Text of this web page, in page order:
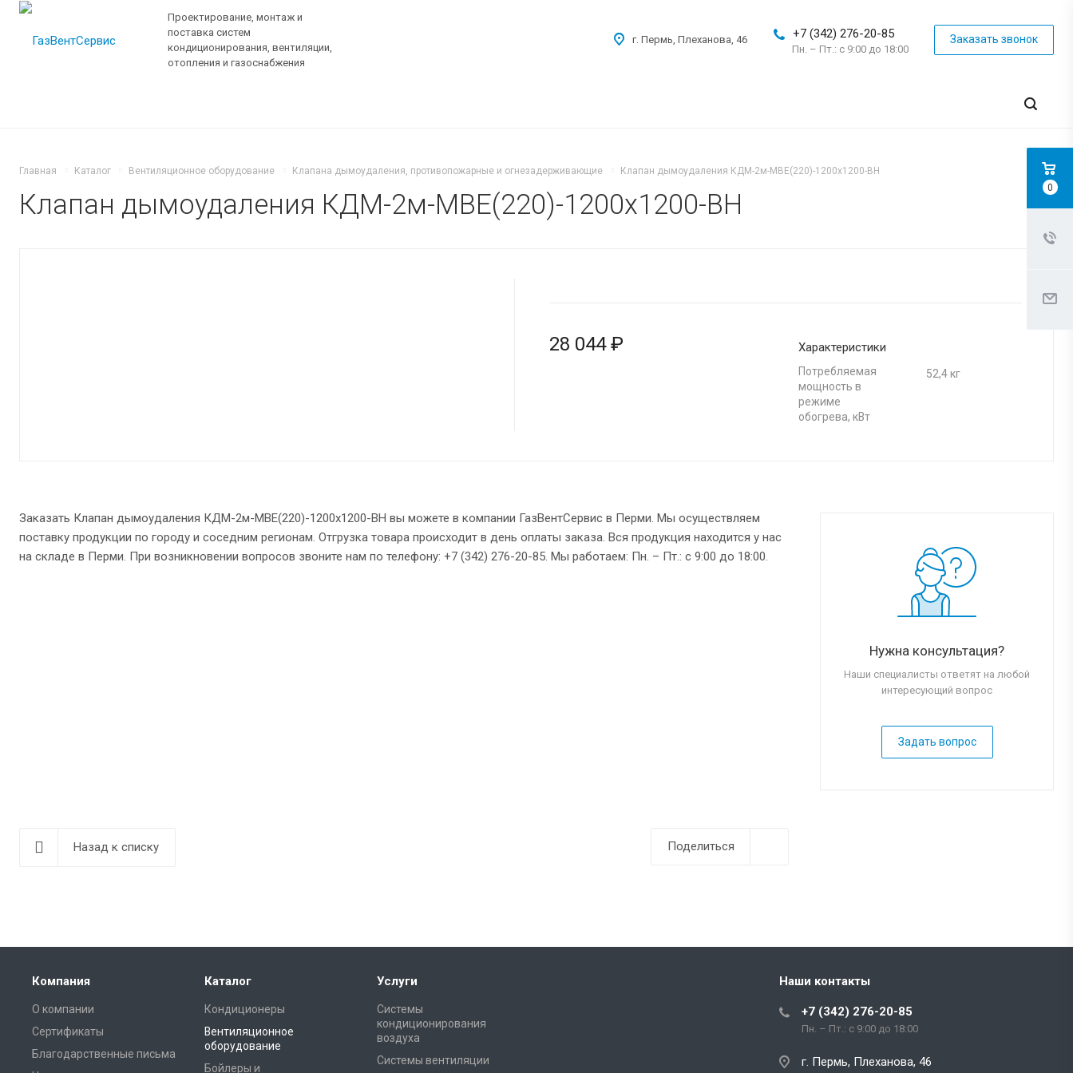
Проектирование, монтаж и
поставка систем
кондиционирования, вентиляции,
отопления и газоснабжения
+7 (342) 276-20-85
Пн. – Пт.: с 9:00 до 18:00
Заказать звонок
г. Пермь, Плеханова, 46
Главная Каталог Вентиляционное оборудование Клапана дымоудаления, противопожарные и огнезадерживающие Клапан дымоудаления КДМ-2м-МВЕ(220)-1200x1200-ВН
Клапан дымоудаления КДМ-2м-МВЕ(220)-1200x1200-ВН
28 044 ₽ Характеристики
Потребляемая
мощность в
режиме
обогрева, кВт
52,4 кг
Заказать Клапан дымоудаления КДМ-2м-МВЕ(220)-1200x1200-ВН вы можете в компании ГазВентСервис в Перми. Мы осуществляем
поставку продукции по городу и соседним регионам. Отгрузка товара происходит в день оплаты заказа. Вся продукция находится у нас
на складе в Перми. При возникновении вопросов звоните нам по телефону: +7 (342) 276-20-85. Мы работаем: Пн. – Пт.: с 9:00 до 18:00.
Нужна консультация?
Наши специалисты ответят на любой
интересующий вопрос
Задать вопрос
Поделиться
Назад к списку
Компания
О компании
Сертификаты
Благодарственные письма
Каталог
Кондиционеры
Вентиляционное
оборудование
Бойлеры и
Услуги
Системы
кондиционирования
воздуха
Системы вентиляции
Наши контакты
+7 (342) 276-20-85
Пн. – Пт.: с 9:00 до 18:00
г. Пермь, Плеханова, 46
0